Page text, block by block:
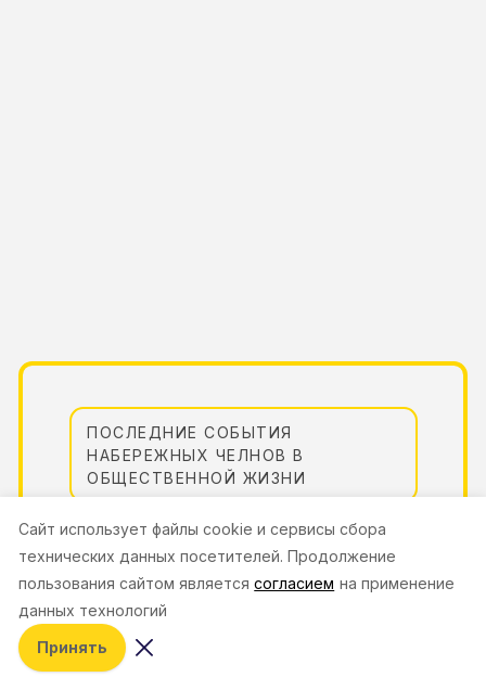
Cайт использует файлы cookie и сервисы сбора
технических данных посетителей. Продолжение
пользования сайтом является согласием на применение
данных технологий
Принять
Вы из Казани?
ПОСЛЕДНИЕ СОБЫТИЯ
НАБЕРЕЖНЫХ ЧЕЛНОВ В
ОБЩЕСТВЕННОЙ ЖИЗНИ
Сайт «Молния Инфо» ежедневно освещает
главные события, происходящие в одном из
крупнейших городов Татарстана. В центре
внимания остаются общественные
инициативы, городские проекты, культурные
акции и изменения в городской
инфраструктуре. Жители активно следят за